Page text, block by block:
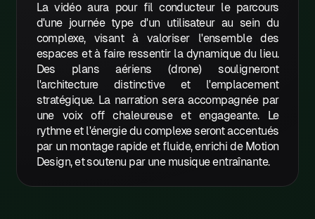
T
U
V
W
X
Y
Z
La vidéo aura pour fil conducteur le parcours
d'une journée type d'un utilisateur au sein du
complexe, visant à valoriser l'ensemble des
espaces et à faire ressentir la dynamique du lieu.
Des plans aériens (drone) souligneront
l'architecture distinctive et l'emplacement
stratégique. La narration sera accompagnée par
une voix off chaleureuse et engageante. Le
rythme et l'énergie du complexe seront accentués
par un montage rapide et fluide, enrichi de Motion
Design, et soutenu par une musique entraînante.